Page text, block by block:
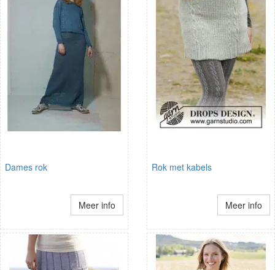
Dames rok
Meer info
Rok met kabels
Meer info